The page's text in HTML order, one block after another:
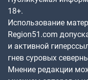
18+.
Использование
Region51.com
и активной
гнев суровых
Мнение редакции